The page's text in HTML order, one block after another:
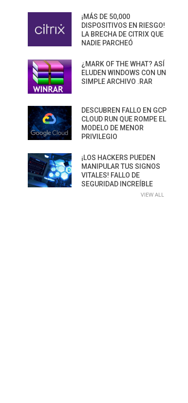
¡MÁS DE 50,000
DISPOSITIVOS EN RIESGO!
LA BRECHA DE CITRIX QUE
NADIE PARCHEÓ
¿MARK OF THE WHAT? ASÍ
ELUDEN WINDOWS CON UN
SIMPLE ARCHIVO .RAR
DESCUBREN FALLO EN GCP
CLOUD RUN QUE ROMPE EL
MODELO DE MENOR
PRIVILEGIO
¡LOS HACKERS PUEDEN
MANIPULAR TUS SIGNOS
VITALES! FALLO DE
SEGURIDAD INCREÍBLE
VIEW ALL